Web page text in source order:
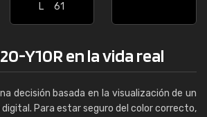
L
61
Y10R en la vida real
decisión basada en la visualización de un
Para estar seguro del color correcto,